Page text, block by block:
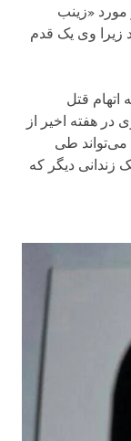
مورد «زینب
زیرا وی یک قدم
۱۷ ساله بود به اتهام قتل
هفته اخیر از
طی
زندانی دیگر که